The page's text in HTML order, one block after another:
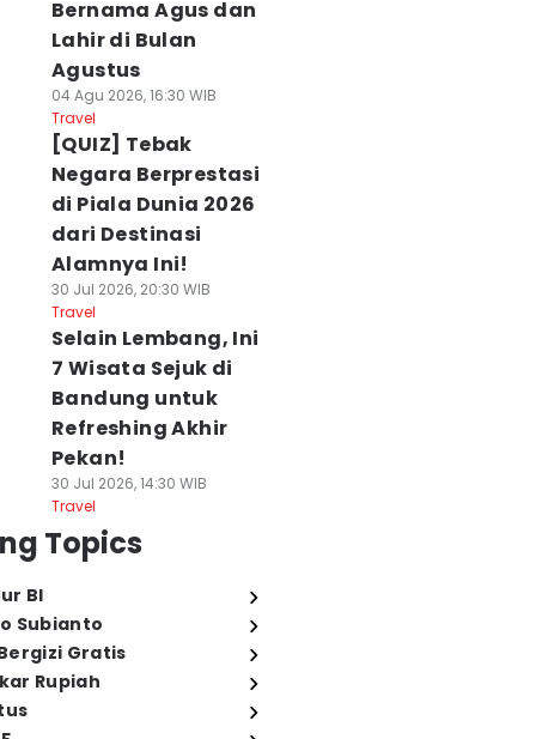
Bernama Agus dan
Lahir di Bulan
Agustus
04 Agu 2026, 16:30 WIB
Travel
[QUIZ] Tebak
Negara Berprestasi
di Piala Dunia 2026
dari Destinasi
Alamnya Ini!
30 Jul 2026, 20:30 WIB
Travel
Selain Lembang, Ini
7 Wisata Sejuk di
Bandung untuk
Refreshing Akhir
Pekan!
30 Jul 2026, 14:30 WIB
Travel
Topics
BI
Subianto
Gratis
Rupiah